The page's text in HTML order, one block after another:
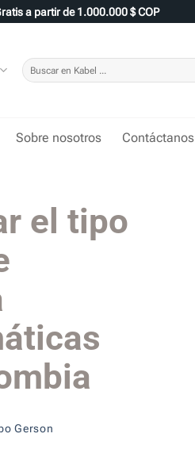
a partir de 1.000.000 $ COP
Buscar
por:
Sobre nosotros Contáctanos
el tipo
Gerson